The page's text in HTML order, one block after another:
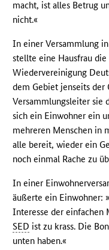
macht, ist alles Betrug
nicht.«
In einer Versammlung
stellte eine Hausfrau die
Wiedervereinigung
dem Gebiet jenseits
Versammlungsleiter sie
sich ein Einwohner ein
mehreren Menschen in
alle bereit, wieder ein
noch einmal Rache zu
In einer
äußerte ein Einwohner:
Interesse der einfachen
SED ist zu krass. Die
unten haben.«